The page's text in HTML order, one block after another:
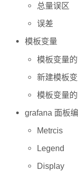
总量误区
误差
模板变量
模板变量
新建模板
模板变量
grafana 面板
Metrcis
Legend
Display